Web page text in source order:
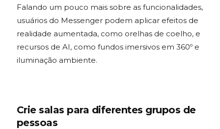
Falando um pouco mais sobre as funcionalidades,
usuários do Messenger podem aplicar efeitos de
realidade aumentada, como orelhas de coelho, e
recursos de AI, como fundos imersivos em 360º e
iluminação ambiente.
Crie salas para diferentes grupos de
pessoas